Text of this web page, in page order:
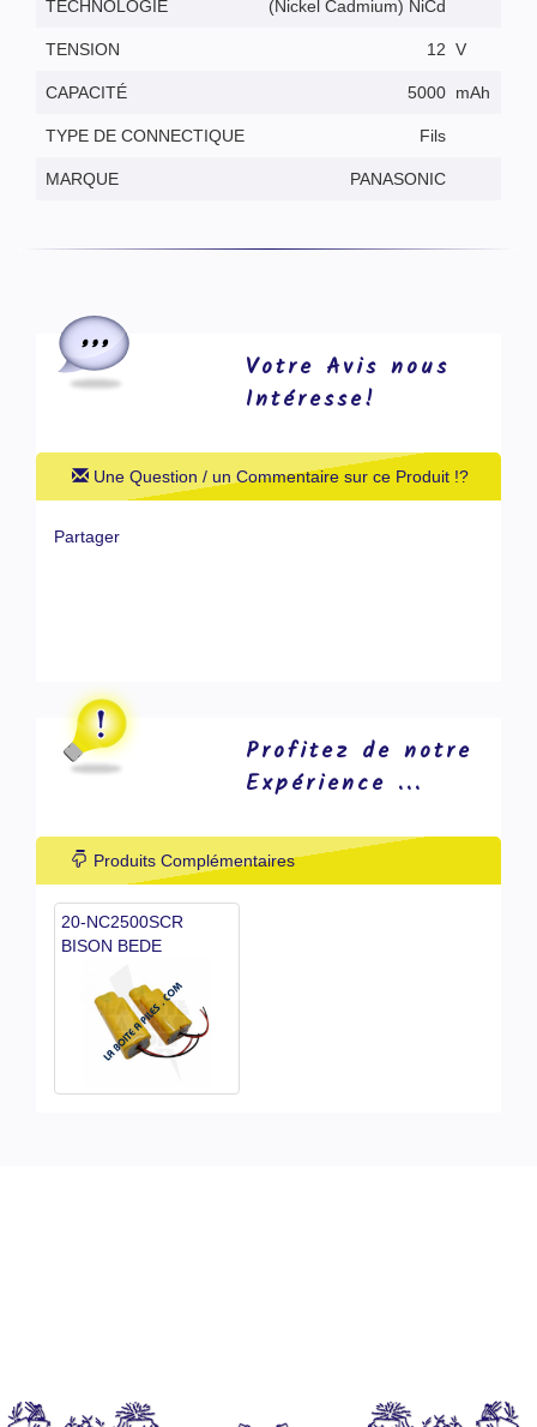
TECHNOLOGIE (Nickel Cadmium) NiCd
TENSION 12 V
CAPACITÉ 5000 mAh
TYPE DE CONNECTIQUE Fils
MARQUE PANASONIC
Votre Avis nous
Intéresse!
Une Question / un Commentaire sur ce Produit !?
Partager
Profitez de notre
Expérience ...
Produits Complémentaires
20-NC2500SCR
BISON BEDE